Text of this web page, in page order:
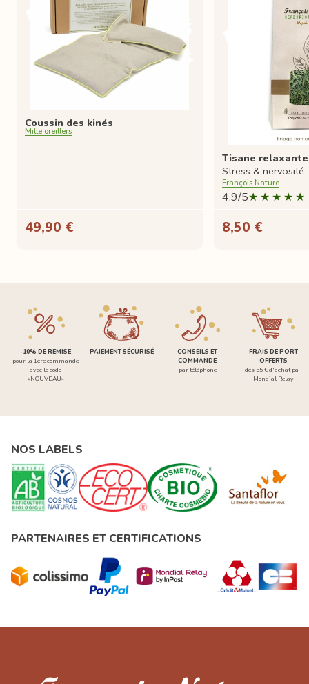
Coussin des kinés
Mille oreillers
49,90 €
Tisane
Stress & nervosité
François Nature
4.9/5
8,50 €
-10% DE REMISE
pour la 1ère commande
avec le code
«NOUVEAU»
PAIEMENT SÉCURISÉ
CONSEILS ET
COMMANDE
par téléphone
FRAIS DE PORT
OFFERTS
dès 55 € d'achat par
Mondial Relay
NOS LABELS
PARTENAIRES ET CERTIFICATIONS